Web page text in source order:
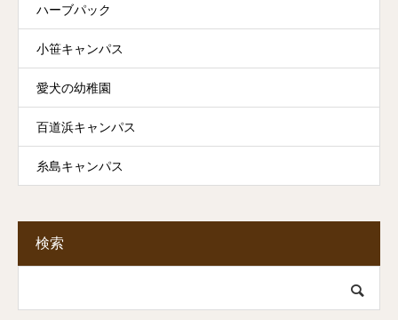
ハーブパック
小笹キャンパス
愛犬の幼稚園
百道浜キャンパス
糸島キャンパス
検索